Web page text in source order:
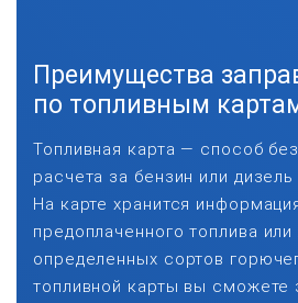
Преимущества
по топливным
Топливная карта — способ
расчета за бензин или
На карте хранится
предоплаченного топлива
определенных сортов
топливной карты вы сможете